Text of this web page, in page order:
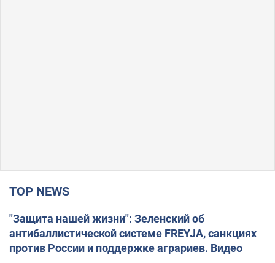
TOP NEWS
"Защита нашей жизни": Зеленский об
антибаллистической системе FREYJA, санкциях
против России и поддержке аграриев. Видео